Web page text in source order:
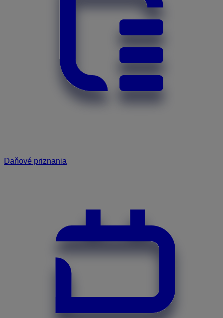
Daňové priznania